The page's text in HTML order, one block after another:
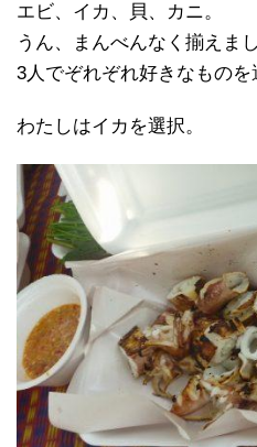
エビ、イカ、貝、カニ。
うん、まんべんなく揃えまし
3人でぞれぞれ好きなものを
わたしはイカを選択。